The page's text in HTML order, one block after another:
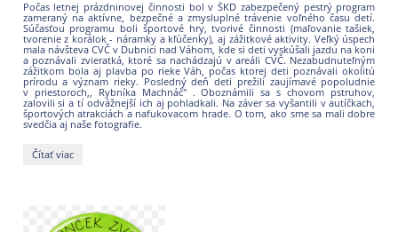
Počas letnej prázdninovej činnosti bol v ŠKD zabezpečený pestrý program
zameraný na aktívne, bezpečné a zmysluplné trávenie voľného času detí.
Súčasťou programu boli športové hry, tvorivé činnosti (maľovanie tašiek,
tvorenie z korálok - náramky a kľúčenky), aj zážitkové aktivity. Veľký úspech
mala návšteva CVČ v Dubnici nad Váhom, kde si deti vyskúšali jazdu na koni
a poznávali zvieratká, ktoré sa nachádzajú v areáli CVČ. Nezabudnuteľným
zážitkom bola aj plavba po rieke Váh, počas ktorej deti poznávali okolitú
prírodu a význam rieky. Posledný deň deti prežili zaujímavé popoludnie
v priestoroch,, Rybníka Machnáč" . Oboznámili sa s chovom pstruhov,
zalovili si a tí odvážnejší ich aj pohladkali. Na záver sa vyšantili v autíčkach,
športových atrakciách a nafukovacom hrade. O tom, ako sme sa mali dobre
svedčia aj naše fotografie.
ŠKD:
Čítať viac